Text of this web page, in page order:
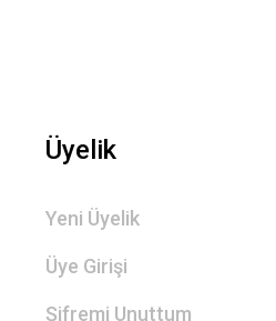
Üyelik
Yeni Üyelik
Üye Girişi
Şifremi Unuttum